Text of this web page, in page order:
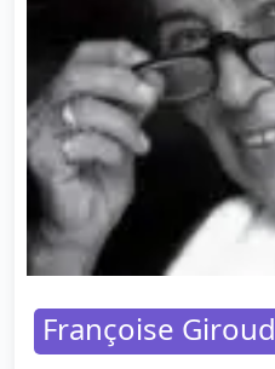
Françoise Giroud